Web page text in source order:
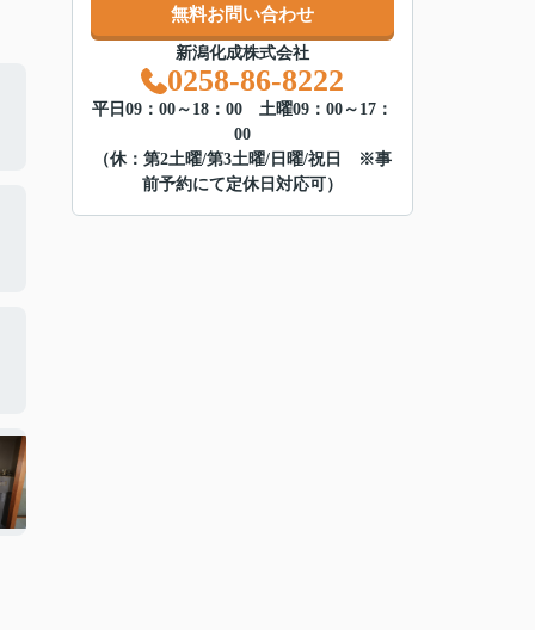
無料お問い合わせ
新潟化成株式会社
0258-86-8222
平日09：00～18：00 土曜09：00～17：
00
（休：第2土曜/第3土曜/日曜/祝日 ※事
前予約にて定休日対応可）